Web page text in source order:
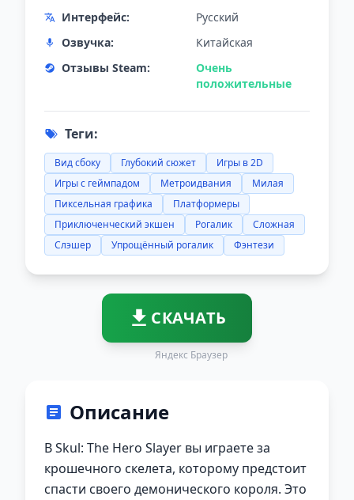
Интерфейс:
Русский
Озвучка:
Китайская
Отзывы Steam:
Очень
положительные
Теги:
Вид сбоку Глубокий сюжет
Игры в 2D
Игры с геймпадом
Метроидвания
Милая
Пиксельная графика
Платформеры
Приключенческий экшен
Рогалик
Сложная
Слэшер
Упрощённый рогалик Фэнтези
СКАЧАТЬ
Яндекс Браузер
Описание
В Skul: The Hero Slayer вы играете за
крошечного скелета, которому предстоит
спасти своего демонического короля. Это